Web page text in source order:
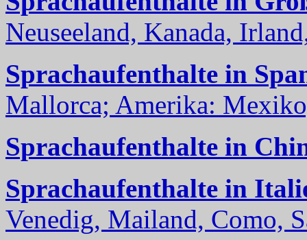
Neuseeland, Kanada,
Sprachaufenthalte in
Mallorca; Amerika:
Sprachaufenthalte in
Sprachaufenthalte in
Venedig, Mailand, Como,